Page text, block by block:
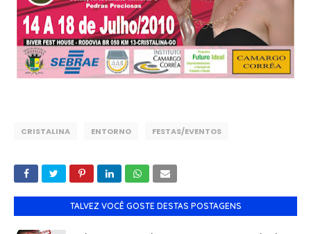
CRISTALINA ENTORNO FESTAS/EVENTOS
TALVEZ VOCÊ GOSTE DESTAS POSTAGENS